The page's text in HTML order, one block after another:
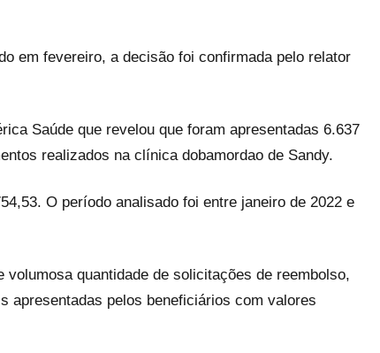
em fevereiro, a decisão foi confirmada pelo relator
Saúde que revelou que foram apresentadas 6.637
realizados na clínica dobamordao de Sandy.
O período analisado foi entre janeiro de 2022 e
quantidade de solicitações de reembolso,
apresentadas pelos beneficiários com valores